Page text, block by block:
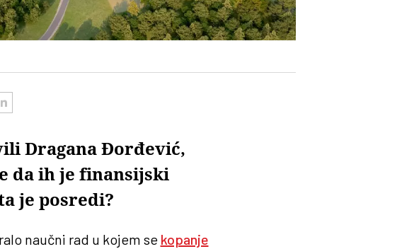
Dragana Đorđević,
da ih je finansijski
je posredi?
naučni rad u kojem se kopanje